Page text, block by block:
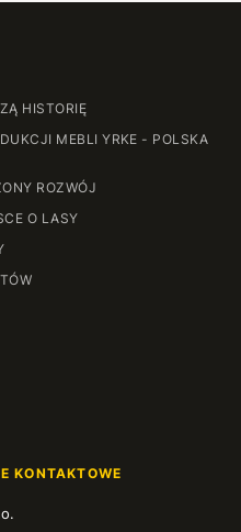
HISTORIĘ
MEBLI YRKE - POLSKA
ROZWÓJ
O LASY
KONTAKTOWE